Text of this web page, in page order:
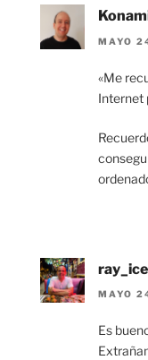
MAYO
«Me
Internet
MAYO
Es